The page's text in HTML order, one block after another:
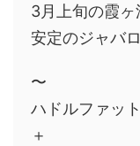
3月上旬の霞ヶ
安定のジャバ
〜
ハドルファッ
＋